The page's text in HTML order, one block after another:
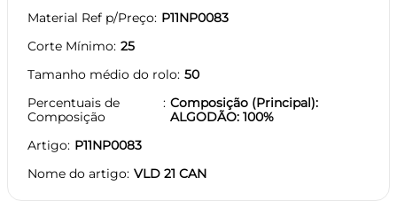
Material Ref p/Preço P11NP0083
Corte Mínimo 25
Tamanho médio do rolo 50
Percentuais de
Composição
Composição (Principal):
ALGODÃO: 100%
Artigo P11NP0083
Nome do artigo VLD 21 CAN